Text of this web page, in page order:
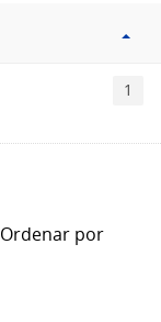
1
Ordenar por